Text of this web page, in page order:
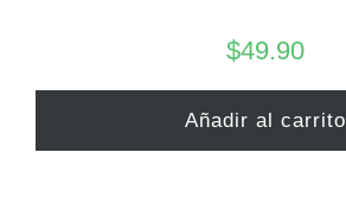
$49.90
Añadir al carrito